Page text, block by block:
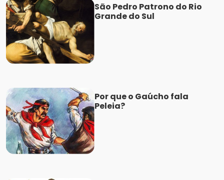
São Pedro Patrono do Rio
Grande do Sul
Por que o Gaúcho fala
Peleia?